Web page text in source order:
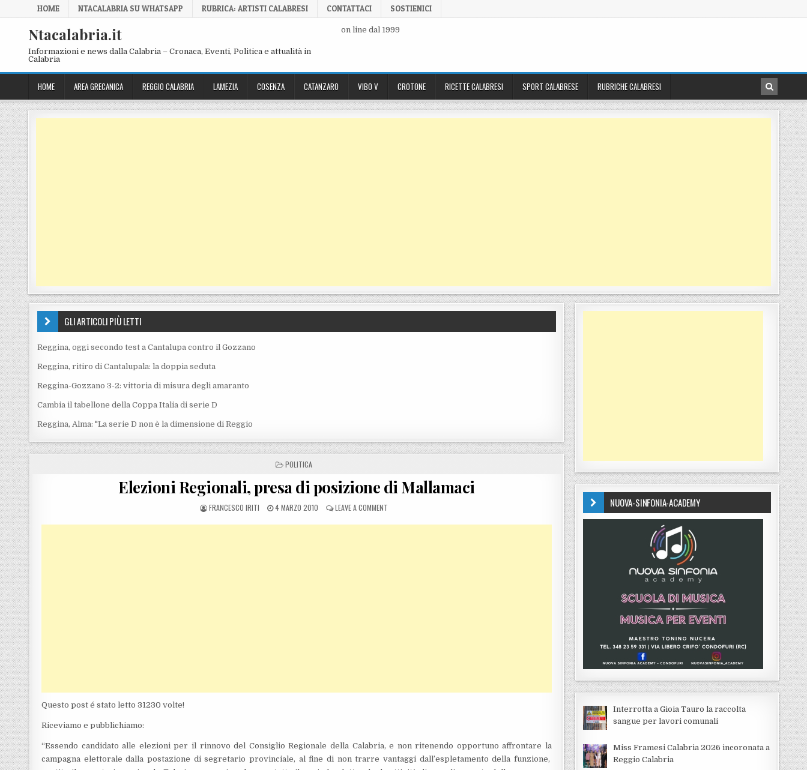
Skip to content
HOME NTACALABRIA SU WHATSAPP RUBRICA: ARTISTI CALABRESI CONTATTACI SOSTIENICI
Ntacalabria.it
Informazioni e news dalla Calabria – Cronaca, Eventi, Politica e attualità in
Calabria
on line dal 1999
HOME AREA GRECANICA REGGIO CALABRIA LAMEZIA COSENZA CATANZARO VIBO V CROTONE RICETTE CALABRESI SPORT CALABRESE RUBRICHE CALABRESI
GLI ARTICOLI PIÙ LETTI
Reggina, oggi secondo test a Cantalupa contro il Gozzano
Reggina, ritiro di Cantalupala: la doppia seduta
Reggina-Gozzano 3-2: vittoria di misura degli amaranto
Cambia il tabellone della Coppa Italia di serie D
Reggina, Alma: "La serie D non è la dimensione di Reggio
POSTED IN
POLITICA
Elezioni Regionali, presa di posizione di Mallamaci
POSTED BY
FRANCESCO IRITI POSTED ON
4 MARZO 2010 LEAVE A COMMENTON ELEZIONI REGIONALI, PRESA DI POSIZIONE DI MALLAMACI
Questo post é stato letto 31230 volte!
Riceviamo e pubblichiamo:
“Essendo candidato alle elezioni per il rinnovo del Consiglio Regionale della Calabria, e non ritenendo opportuno affrontare la
campagna elettorale dalla postazione di segretario provinciale, al fine di non trarre vantaggi dall’espletamento della funzione,
NUOVA-SINFONIA-ACADEMY
Interrotta a Gioia Tauro la raccolta
sangue per lavori comunali
Miss Framesi Calabria 2026 incoronata a
Reggio Calabria